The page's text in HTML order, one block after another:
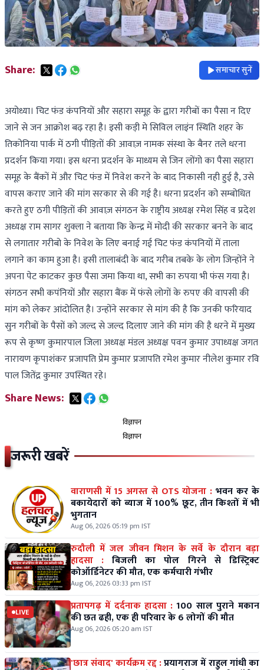
Share: समाचार सुनें
अयोध्या। चिट फंड कंपनियों और सहारा समूह के द्वारा गरीबों का पैसा न दिए
जाने से जन आक्रोश बढ़ रहा है। इसी कड़ी मे सिविल लाइंन स्थिति शहर के
तिकोनिया पार्क में ठगी पीड़ितों की आवाज़ नामक संस्था के बैनर तले धरना
प्रदर्शन किया गया। इस धरना प्रदर्शन के माध्यम से जिन लोंगो का पैसा सहारा
समूह के बैंकों में और चिट फंड में निवेश करने के बाद निकासी नही हुई है, उसे
वापस कराए जाने की मांग सरकार से की गई है। धरना प्रदर्शन को सम्बोधित
करते हुए ठगी पीड़ितों की आवाज़ संगठन के राष्ट्रीय अध्यक्ष रमेश सिंह व प्रदेश
अध्यक्ष राम सागर शुक्ला ने बताया कि केन्द्र में मोदी की सरकार बनने के बाद
से लगातार गरीबो के निवेश के लिए बनाई गई चिट फंड कंपनियों में ताला
लगाने का काम हुआ है। इसी तालाबंदी के बाद गरीब तबके के लोग जिन्होंने ने
अपना पेट काटकर कुछ पैसा जमा किया था, सभी का रुपया भी फंस गया है।
संगठन सभी कपंनियों और सहारा बैंक में फंसे लोगों के रुपए की वापसी की
मांग को लेकर आंदोलित है। उन्होंने सरकार से मांग की है कि उनकी फरियाद
सुन गरीबों के पैसों को जल्द से जल्द दिलाए जाने की मांग की है धरने में मुख्य
रूप से कृष्ण कुमारपाल जिला अध्यक्ष मंडल अध्यक्ष पवन कुमार उपाध्यक्ष जगत
नारायण कृपाशंकर प्रजापति प्रेम कुमार प्रजापति रमेश कुमार नीलेश कुमार रवि
पाल जितेंद्र कुमार उपस्थित रहे।
Share News:
विज्ञापन
विज्ञापन
जरूरी खबरें
वाराणसी में 15 अगस्त से OTS योजना : भवन कर के
बकायेदारों को ब्याज में 100% छूट, तीन किश्तों में भी
भुगतान
Aug 06, 2026 05:19 pm IST
रुदौली में जल जीवन मिशन के सर्वे के दौरान बड़ा
हादसा : बिजली का पोल गिरने से डिस्ट्रिक्ट
कोऑर्डिनेटर की मौत, एक कर्मचारी गंभीर
Aug 06, 2026 03:33 pm IST
LIVE प्रतापगढ़ में दर्दनाक हादसा : 100 साल पुराने मकान
की छत ढही, एक ही परिवार के 6 लोगों की मौत
Aug 06, 2026 05:20 am IST
'छात्र संवाद' कार्यक्रम रद्द :प्रयागराज में राहुल गांधी का